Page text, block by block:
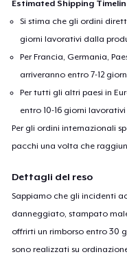
Estimated Shipping
Si stima che gli ordini
giorni lavorativi dalla
Per Francia, Germania,
arriveranno entro 7-12
Per tutti gli altri paesi in
entro 10-16 giorni
Per gli ordini internazionali
pacchi una volta che
Dettagli del reso
Sappiamo che gli incidenti
danneggiato, stampato
offrirti un rimborso entro 30
sono realizzati su